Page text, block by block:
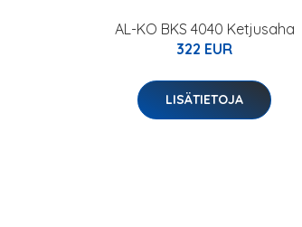
AL-KO BKS 4040 Ketjusaha
322 EUR
LISÄTIETOJA